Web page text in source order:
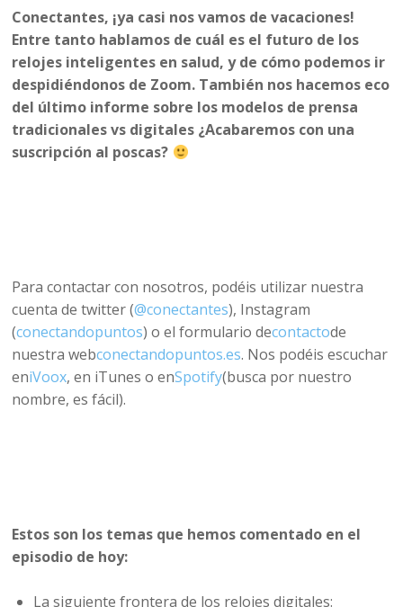
Conectantes, ¡ya casi nos vamos de vacaciones!
Entre tanto hablamos de cuál es el futuro de los
relojes inteligentes en salud, y de cómo podemos ir
despidiéndonos de Zoom. También nos hacemos eco
del último informe sobre los modelos de prensa
tradicionales vs digitales ¿Acabaremos con una
suscripción al poscas?
Para contactar con nosotros, podéis utilizar nuestra
cuenta de twitter (@conectantes), Instagram
(conectandopuntos) o el formulario decontactode
nuestra webconectandopuntos.es. Nos podéis escuchar
eniVoox, en iTunes o enSpotify(busca por nuestro
nombre, es fácil).
Estos son los temas que hemos comentado en el
episodio de hoy:
La siguiente frontera de los relojes digitales: